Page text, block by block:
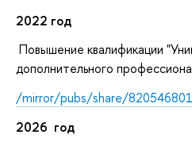
2022 год
Повышение квалификации
дополнительного
/mirror/pubs/share/820546801
2026 год